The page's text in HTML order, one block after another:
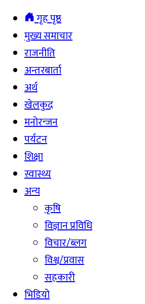
गृह पृष्ठ
मुख्य समाचार
राजनीति
अन्तरबार्ता
अर्थ
खेलकुद
मनोरन्जन
पर्यटन
शिक्षा
स्वास्थ्य
अन्य
कृषि
विज्ञान प्रविधि
विचार/ब्लग
विश्व/प्रवास
सहकारी
भिडियो